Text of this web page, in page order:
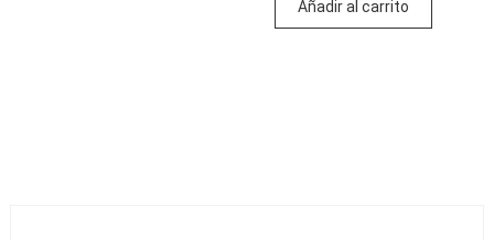
Añadir al carrito